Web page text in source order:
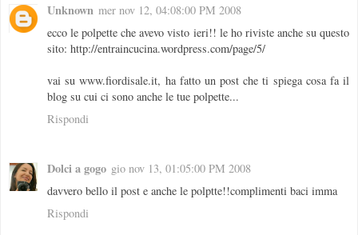
Unknown mer nov 12, 04:08:00 PM 2008
ecco le polpette che avevo visto ieri!! le ho riviste anche su questo
sito: http://entraincucina.wordpress.com/page/5/
vai su www.fiordisale.it, ha fatto un post che ti spiega cosa fa il
blog su cui ci sono anche le tue polpette...
Rispondi
Dolci a gogo gio nov 13, 01:05:00 PM 2008
davvero bello il post e anche le polptte!!complimenti baci imma
Rispondi